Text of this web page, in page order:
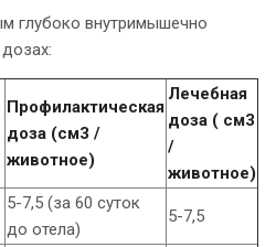
глубоко внутримышечно
Профилактическая
доза (см3 /
животное)
Лечебная
доза ( см3
/
животное)
5-7,5 (за 60 суток
до отела)
5-7,5